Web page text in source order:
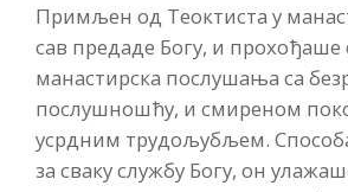
Примљен од Теоктиста у
сав предаде Богу, и прохођаше
манастирска послушања са
послушношћу, и смиреном
усрдним трудољубљем.
за сваку службу Богу, он